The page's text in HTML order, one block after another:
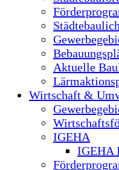
Aktuelle
Wirtschaft &
IGEHA
IGEHA